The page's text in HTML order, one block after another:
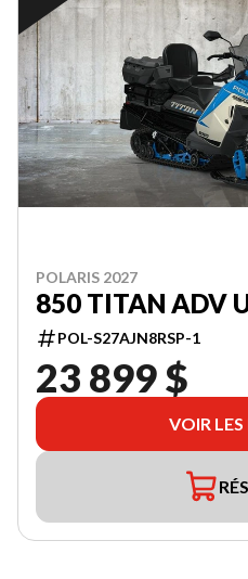
POLARIS 2027
850 TITAN ADV
POL-S27AJN8RSP-1
23 899 $
VOIR